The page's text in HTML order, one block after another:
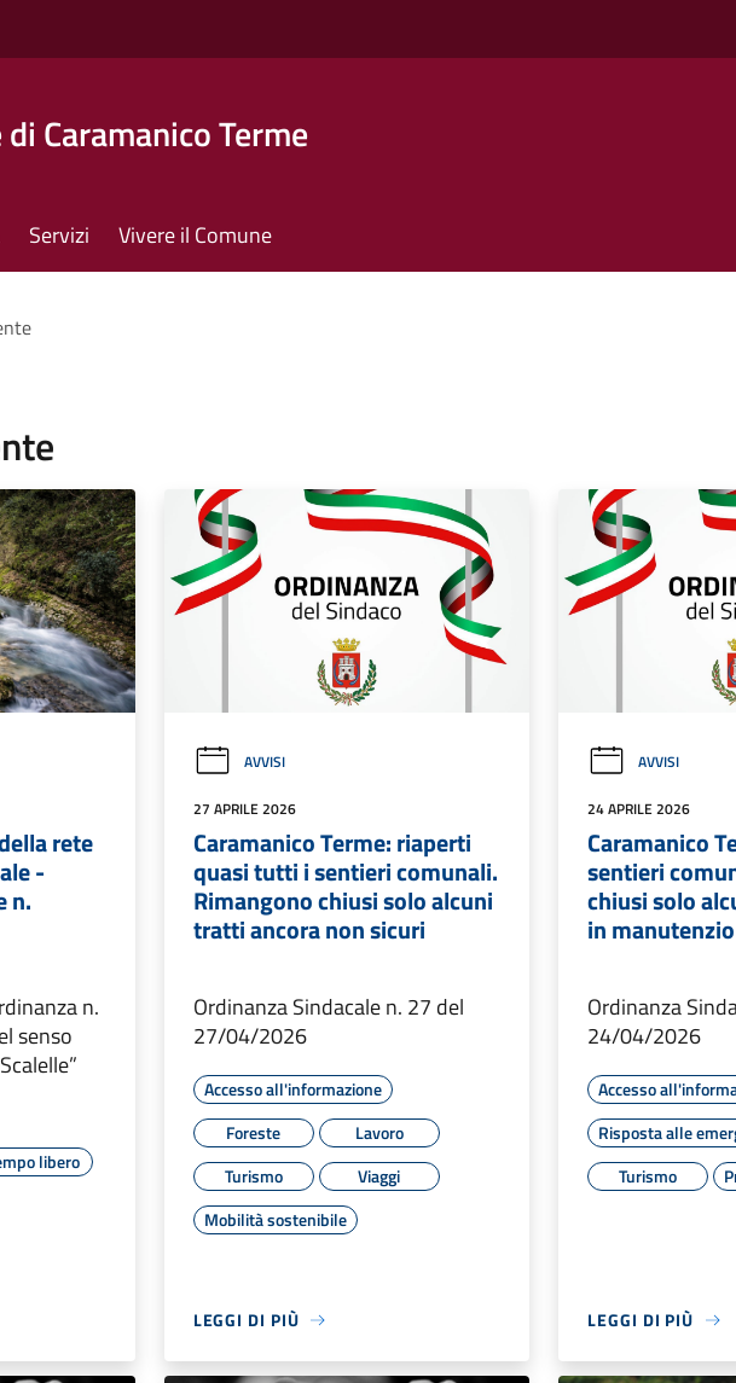
Caramanico Terme
Servizi Vivere il Comune
rete
-
n.
n.
senso
libero
AVVISI
27 APRILE 2026
Caramanico Terme: riaperti
quasi tutti i sentieri comunali.
Rimangono chiusi solo alcuni
tratti ancora non sicuri
Ordinanza Sindacale n. 27 del
27/04/2026
Accesso all'informazione
Foreste
Lavoro
Turismo
Viaggi
Mobilità sostenibile
LEGGI DI PIÙ
AVVISI
24 APRILE 2026
Caramanico
sentieri
chiusi solo
in
Ordinanza
24/04/2026
Accesso
Risposta alle
Turismo
LEGGI DI PIÙ